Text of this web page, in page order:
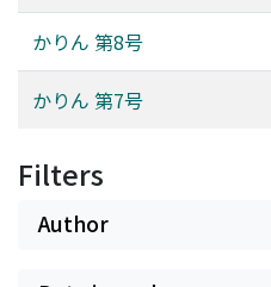
かりん 第8号
かりん 第7号
Filters
Author